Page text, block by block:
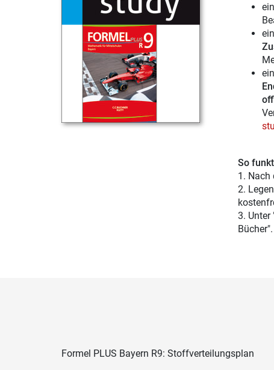
So
1. Nach
2.
3. Unter
Bücher".
Formel PLUS Bayern R9: Stoffverteilungsplan